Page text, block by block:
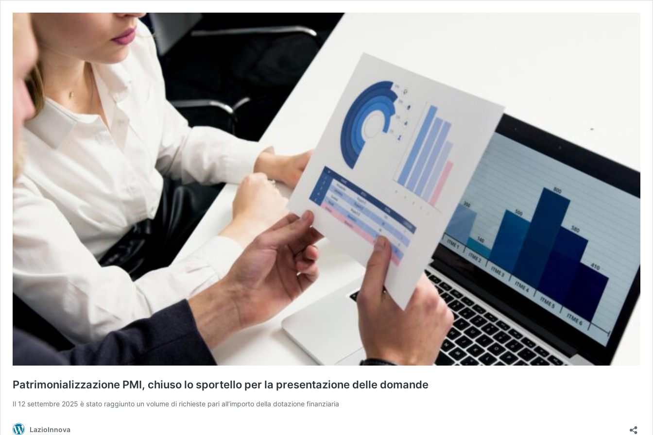
Patrimonializzazione PMI, chiuso lo sportello per la presentazione delle domande
Il 12 settembre 2025 è stato raggiunto un volume di richieste pari all’importo della dotazione finanziaria
LazioInnova